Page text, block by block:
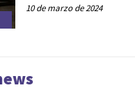
10 de marzo de 2024